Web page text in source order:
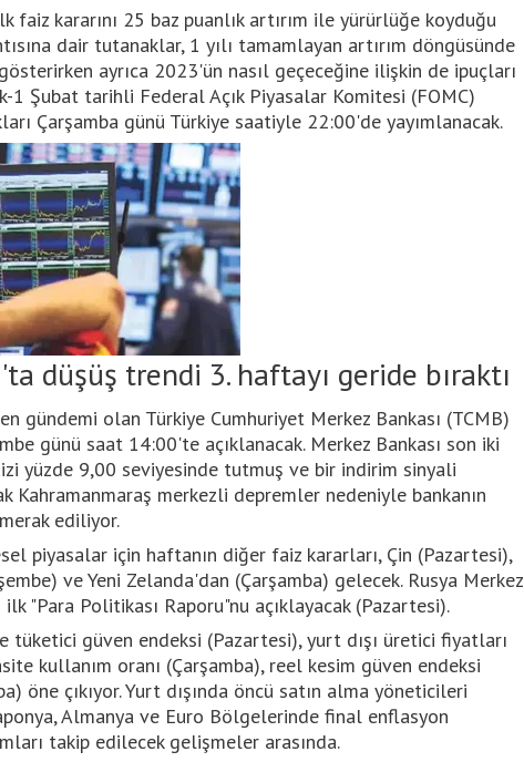
faiz kararını 25 baz puanlık artırım ile yürürlüğe koyduğu
dair tutanaklar, 1 yılı tamamlayan artırım döngüsünde
ayrıca 2023'ün nasıl geçeceğine ilişkin de ipuçları
1 Şubat tarihli Federal Açık Piyasalar Komitesi (FOMC)
Çarşamba günü Türkiye saatiyle 22:00'de yayımlanacak.
düşüş trendi 3. haftayı geride bıraktı
gündemi olan Türkiye Cumhuriyet Merkez Bankası (TCMB)
günü saat 14:00'te açıklanacak. Merkez Bankası son iki
yüzde 9,00 seviyesinde tutmuş ve bir indirim sinyali
Kahramanmaraş merkezli depremler nedeniyle bankanın
ediliyor.
piyasalar için haftanın diğer faiz kararları, Çin (Pazartesi),
ve Yeni Zelanda'dan (Çarşamba) gelecek. Rusya Merkez
ilk "Para Politikası Raporu"nu açıklayacak (Pazartesi).
tüketici güven endeksi (Pazartesi), yurt dışı üretici fiyatları
kullanım oranı (Çarşamba), reel kesim güven endeksi
öne çıkıyor. Yurt dışında öncü satın alma yöneticileri
Almanya ve Euro Bölgelerinde final enflasyon
takip edilecek gelişmeler arasında.